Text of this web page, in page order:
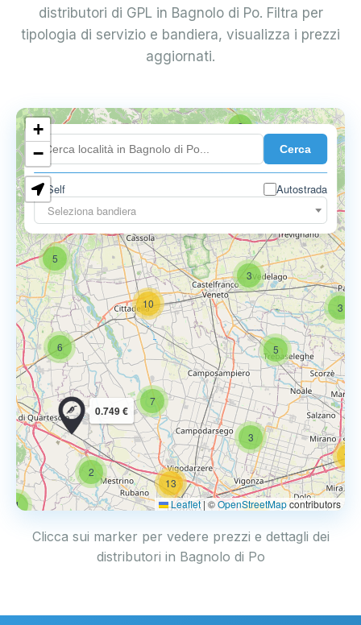
distributori di GPL in Bagnolo di Po. Filtra per
tipologia di servizio e bandiera, visualizza i prezzi
aggiornati.
Cerca
Self
Autostrada
Seleziona bandiera
3
14
3
2
5
6
4
2
5
3
6
10
7
13
0.749 €
+
−
Leaflet | ©OpenStreetMapcontributors
Clicca sui marker per vedere prezzi e dettagli dei
distributori in Bagnolo di Po